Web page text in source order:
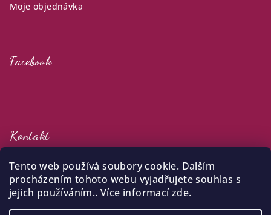
Tento web používá soubory cookie. Dalším
procházením tohoto webu vyjadřujete souhlas s
jejich používáním.. Více informacízde.
Moje objednávka
Facebook
Kontakt
klara@zijuradost.cz
+420 732 387 738